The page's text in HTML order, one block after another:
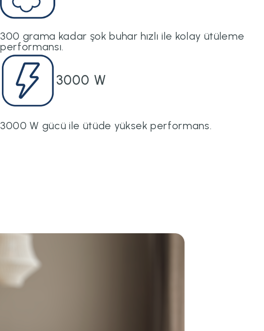
300 grama kadar şok buhar hızlı ile kolay ütüleme
performansı.
3000 W
3000 W gücü ile ütüde yüksek performans.